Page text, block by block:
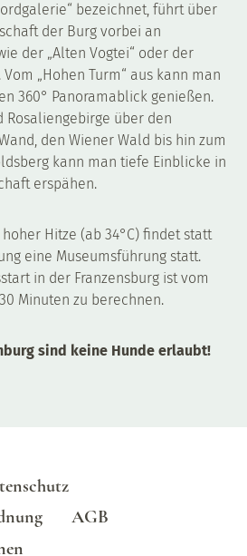
bezeichnet, führt über
der Burg vorbei an
der „Alten Vogtei“ oder der
„Hohen Turm“ aus kann man
360° Panoramablick genießen.
Rosaliengebirge über den
den Wiener Wald bis hin zum
kann man tiefe Einblicke in
erspähen.
Hitze (ab 34°C) findet statt
eine Museumsführung statt.
in der Franzensburg ist vom
Minuten zu berechnen.
sind keine Hunde erlaubt!
AGB